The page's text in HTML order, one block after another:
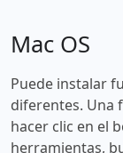
Mac OS
Puede instalar
diferentes. Una
hacer clic en el
herramientas,